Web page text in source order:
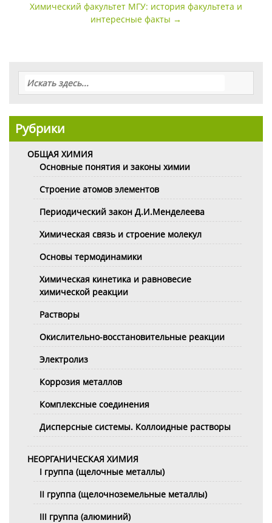
записи
Химический факультет МГУ: история факультета и
интересные факты →
Рубрики
ОБЩАЯ ХИМИЯ
Основные понятия и законы химии
Строение атомов элементов
Периодический закон Д.И.Менделеева
Химическая связь и строение молекул
Основы термодинамики
Химическая кинетика и равновесие
химической реакции
Растворы
Окислительно-восстановительные реакции
Электролиз
Коррозия металлов
Комплексные соединения
Дисперсные системы. Коллоидные растворы
НЕОРГАНИЧЕСКАЯ ХИМИЯ
I группа (щелочные металлы)
II группа (щелочноземельные металлы)
III группа (алюминий)